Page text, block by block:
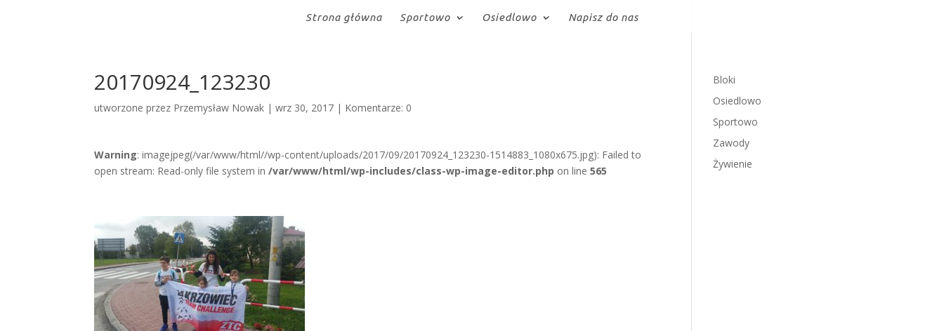
Strona główna Sportowo Osiedlowo Napisz do nas
20170924_123230
utworzone przez Przemysław Nowak |wrz 30, 2017 | Komentarze: 0
Warning: imagejpeg(/var/www/html//wp-content/uploads/2017/09/20170924_123230-1514883_1080x675.jpg): Failed to
open stream: Read-only file system in/var/www/html/wp-includes/class-wp-image-editor.php on line565
Bloki
Osiedlowo
Sportowo
Zawody
Żywienie